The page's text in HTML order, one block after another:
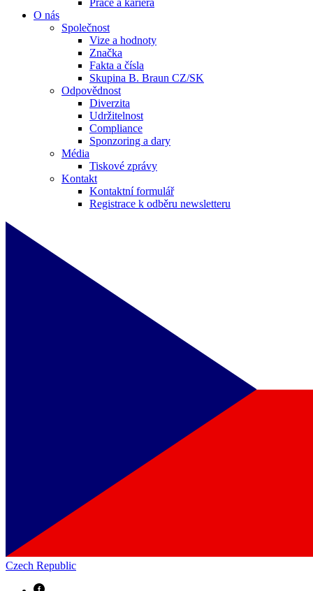
Práce a kariéra
O nás
Společnost
Vize a hodnoty
Značka
Fakta a čísla
Skupina B. Braun CZ/SK
Odpovědnost
Diverzita
Udržitelnost
Compliance
Sponzoring a dary
Média
Tiskové zprávy
Kontakt
Kontaktní formulář
Registrace k odběru newsletteru
Czech Republic